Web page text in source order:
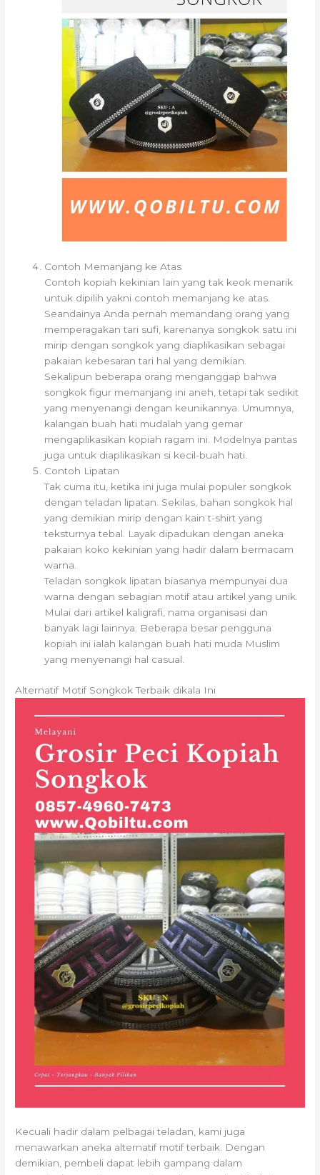
Contoh Memanjang ke Atas
Contoh kopiah kekinian lain yang tak keok menarik
untuk dipilih yakni contoh memanjang ke atas.
Seandainya Anda pernah memandang orang yang
memperagakan tari sufi, karenanya songkok satu ini
mirip dengan songkok yang diaplikasikan sebagai
pakaian kebesaran tari hal yang demikian.
Sekalipun beberapa orang menganggap bahwa
songkok figur memanjang ini aneh, tetapi tak sedikit
yang menyenangi dengan keunikannya. Umumnya,
kalangan buah hati mudalah yang gemar
mengaplikasikan kopiah ragam ini. Modelnya pantas
juga untuk diaplikasikan si kecil-buah hati.
Contoh Lipatan
Tak cuma itu, ketika ini juga mulai populer songkok
dengan teladan lipatan. Sekilas, bahan songkok hal
yang demikian mirip dengan kain t-shirt yang
teksturnya tebal. Layak dipadukan dengan aneka
pakaian koko kekinian yang hadir dalam bermacam
warna.
Teladan songkok lipatan biasanya mempunyai dua
warna dengan sebagian motif atau artikel yang unik.
Mulai dari artikel kaligrafi, nama organisasi dan
banyak lagi lainnya. Beberapa besar pengguna
kopiah ini ialah kalangan buah hati muda Muslim
yang menyenangi hal casual.
Alternatif Motif Songkok Terbaik dikala Ini
Kecuali hadir dalam pelbagai teladan, kami juga
menawarkan aneka alternatif motif terbaik. Dengan
demikian, pembeli dapat lebih gampang dalam